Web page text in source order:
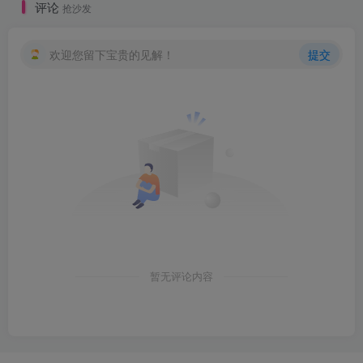
评论 抢沙发
欢迎您留下宝贵的见解！ 提交
暂无评论内容